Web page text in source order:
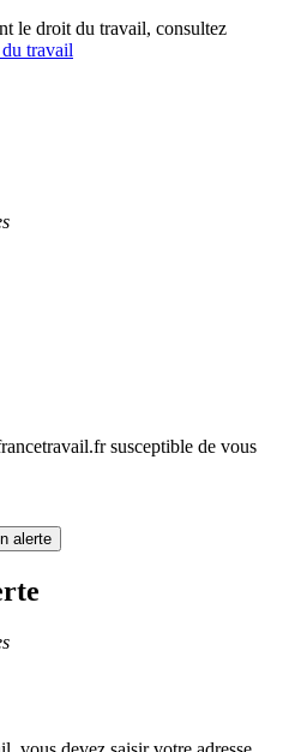
le droit du travail, consultez
travail
susceptible de vous
alerte